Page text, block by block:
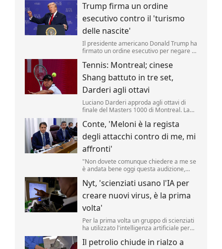
riporta una fonte militare.
Trump firma un ordine
esecutivo contro il 'turismo
delle nascite'
Il presidente americano Donald Trump ha
firmato un ordine esecutivo per negare la
Uniti nell'ambito del cosiddetto 'turismo
delle nascite'. Lo ha annunciato il tycoon,
incontrando i media nello Studio Ovale. .
Tennis: Montreal; cinese
Shang battuto in tre set,
Darderi agli ottavi
Luciano Darderi approda agli ottavi di
finale del Masters 1000 di Montreal. La
superato in rimonta il cinese Shang
Juncheng, n.
Conte, 'Meloni è la regista
degli attacchi contro di me, mi
affronti'
"Non dovete comunque chiedere a me se
è andata bene oggi questa audizione,
soddisfatta, perché lei è la regista di tutto
Nyt, 'scienziati usano l'IA per
creare nuovi virus, è la prima
volta'
Per la prima volta un gruppo di scienziati
ha utilizzato l'intelligenza artificiale per
speranze di progressi in campo medico
Il petrolio chiude in rialzo a